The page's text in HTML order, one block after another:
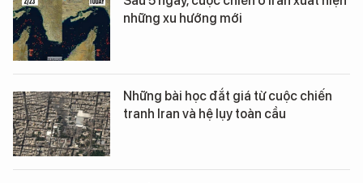
những xu hướng mới
Những bài học đắt giá từ cuộc chiến
tranh Iran và hệ lụy toàn cầu